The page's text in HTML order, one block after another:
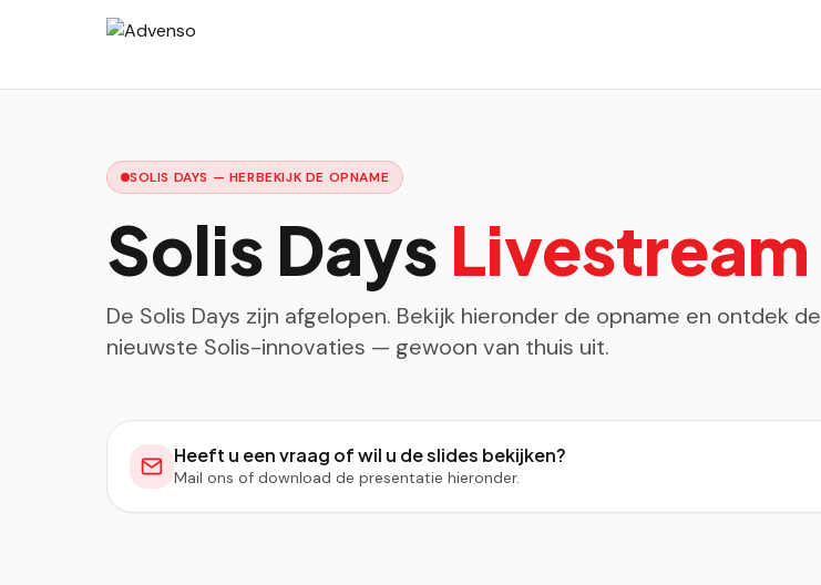
SOLIS DAYS — HERBEKIJK DE OPNAME
Solis Days Livestream
De Solis Days zijn afgelopen. Bekijk hieronder de opname en ontdek de
nieuwste Solis-innovaties — gewoon van thuis uit.
Heeft u een vraag of wil u de slides bekijken?
Mail ons of download de presentatie hieronder.